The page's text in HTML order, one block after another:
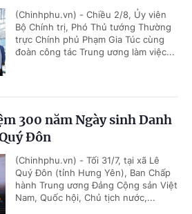
(Chinhphu.vn) - Chiều 2/8, Ủy viên
Bộ Chính trị, Phó Thủ tướng Thường
trực Chính phủ Phạm Gia Túc cùng
đoàn công tác Trung ương làm việc...
300 năm Ngày sinh Danh
Đôn
(Chinhphu.vn) - Tối 31/7, tại xã Lê
Quý Đôn (tỉnh Hưng Yên), Ban Chấp
hành Trung ương Đảng Cộng sản Việt
Nam, Quốc hội, Chủ tịch nước,...